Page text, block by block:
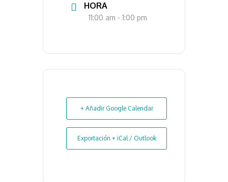
HORA
11:00 am - 1:00 pm
+ Añadir Google Calendar
Exportación + iCal / Outlook